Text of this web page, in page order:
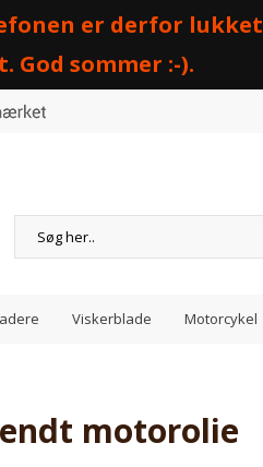
er derfor
God sommer :-).
Viskerblade Motorcykel
motorolie